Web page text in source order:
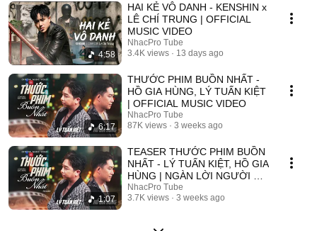
4:58
HAI KẺ VÔ DANH - KENSHIN x
LÊ CHÍ TRUNG | OFFICIAL
MUSIC VIDEO
NhacPro Tube
3.4K views
13 days ago
6:17
THƯỚC PHIM BUỒN NHẤT -
HỒ GIA HÙNG, LÝ TUẤN KIỆT
| OFFICIAL MUSIC VIDEO
NhacPro Tube
87K views
3 weeks ago
1:07
TEASER THƯỚC PHIM BUỒN
NHẤT - LÝ TUẤN KIỆT, HỒ GIA
HÙNG | NGÀN LỜI NGƯỜI ĐÃ
NÓI KHÔNG SAI ....
NhacPro Tube
3.7K views
3 weeks ago